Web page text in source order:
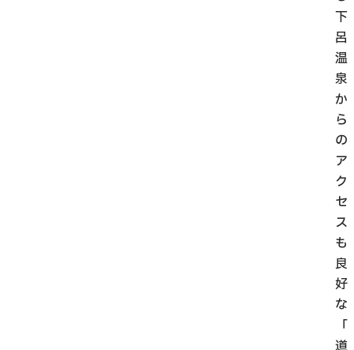
下
呂
温
泉
か
ら
の
ア
ク
セ
ス
も
良
好
な
「
道